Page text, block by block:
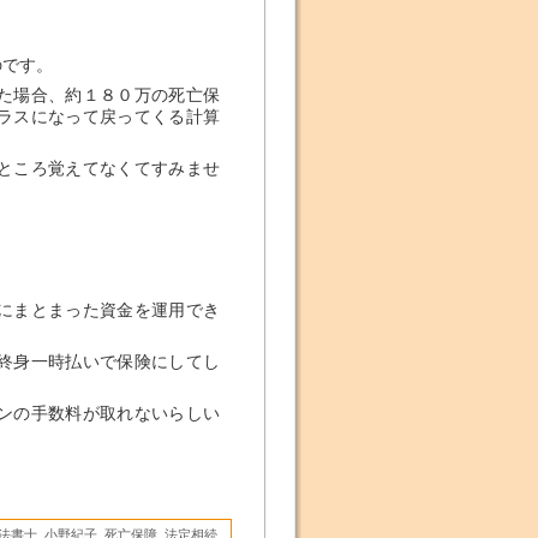
す。
場合、約１８０万の死亡保
スになって戻ってくる計算
ころ覚えてなくてすみませ
まとまった資金を運用でき
身一時払いで保険にしてし
の手数料が取れないらしい
書士 小野紀子 死亡保障 法定相続